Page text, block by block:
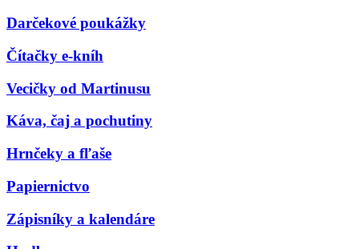
Darčekové poukážky
Čítačky e-kníh
Vecičky od Martinusu
Káva, čaj a pochutiny
Hrnčeky a fľaše
Papiernictvo
Zápisníky a kalendáre